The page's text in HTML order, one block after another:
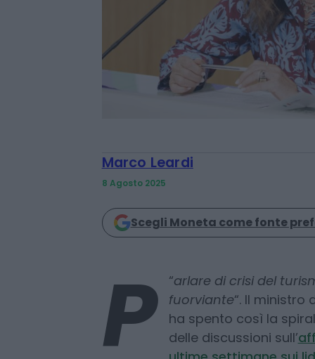
Marco Leardi
Scegli Moneta come fonte
“arlare di crisi del